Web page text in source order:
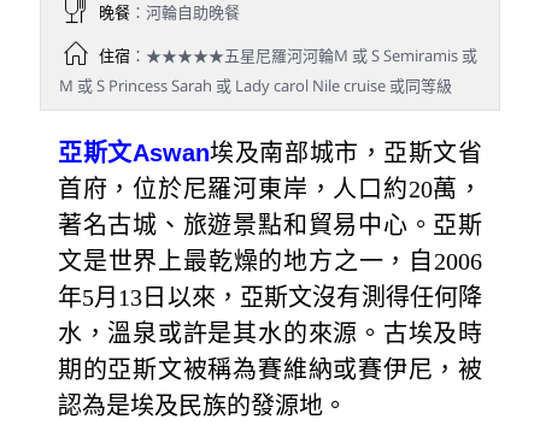
晚餐：河輪自助晚餐
住宿：★★★★★五星尼羅河河輪M 或 S Semiramis 或
M 或 S Princess Sarah 或 Lady carol Nile cruise 或同等級
亞斯文Aswan埃及南部城市，亞斯文省
首府，位於尼羅河東岸，人口約20萬，
著名古城、旅遊景點和貿易中心。亞斯
文是世界上最乾燥的地方之一，自2006
年5月13日以來，亞斯文沒有測得任何降
水，溫泉或許是其水的來源。古埃及時
期的亞斯文被稱為賽維納或賽伊尼，被
認為是埃及民族的發源地。